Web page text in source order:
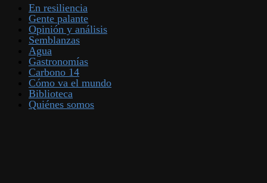
En resiliencia
Gente palante
Opinión y análisis
Semblanzas
Agua
Gastronomías
Carbono 14
Cómo va el mundo
Biblioteca
Quiénes somos